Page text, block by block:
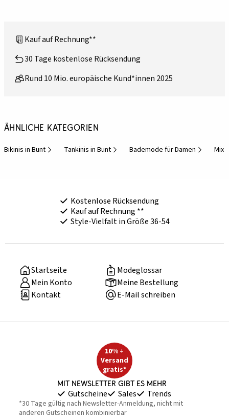
Kauf auf Rechnung**
30 Tage kostenlose Rücksendung
Rund 10 Mio. europäische Kund*innen 2025
Ähnliche Kategorien
Bikinis in Bunt Tankinis in Bunt Bademode für Damen Mix
Kostenlose Rücksendung
Kauf auf Rechnung **
Style-Vielfalt in Größe 36-54
Startseite
Modeglossar
Mein Konto
Meine Bestellung
Kontakt
E-Mail schreiben
10% +
Versand
gratis*
Mit Newsletter gibt es mehr
Gutscheine Sales Trends
*30 Tage gültig nach Newsletter-Anmeldung, nicht mit
anderen Gutscheinen kombinierbar